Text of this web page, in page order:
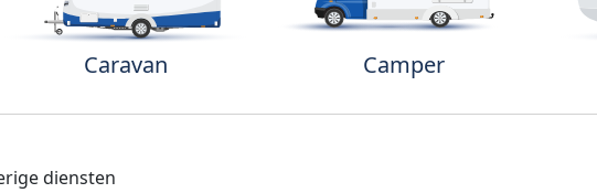
Caravan Camper
diensten